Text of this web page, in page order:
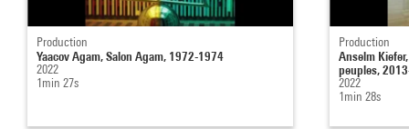
Production
Yaacov Agam, Salon Agam, 1972-1974
2022
1min 27s
Production
Anselm
peuples,
2022
1min 28s